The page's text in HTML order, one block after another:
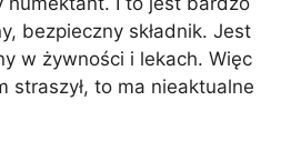
bezpieczny składnik. Jest
w żywności i lekach. Więc
straszył, to ma nieaktualne